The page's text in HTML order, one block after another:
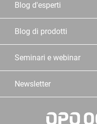
Blog d'esperti
Blog di prodotti
Seminari e webinar
Newsletter